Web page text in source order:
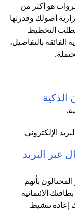
هو أكثر من
أصولك وقدرتها
التخطيط
الفائقة بالتفاصيل،
الذكية
عبر البريد
بأنهم
الائتمانية
تنشيط